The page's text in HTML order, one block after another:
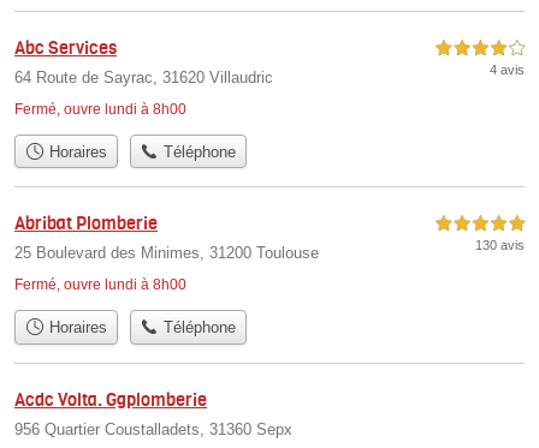
Abc Services
64 Route de Sayrac, 31620 Villaudric
Fermé, ouvre lundi à 8h00
4,0 étoiles sur 5
4 avis
Horaires Téléphone
Abribat Plomberie
25 Boulevard des Minimes, 31200 Toulouse
Fermé, ouvre lundi à 8h00
5,0 étoiles sur 5
130 avis
Horaires Téléphone
Acdc Volta. Ggplomberie
956 Quartier Coustalladets, 31360 Sepx